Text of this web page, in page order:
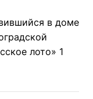
в доме
лото» 1